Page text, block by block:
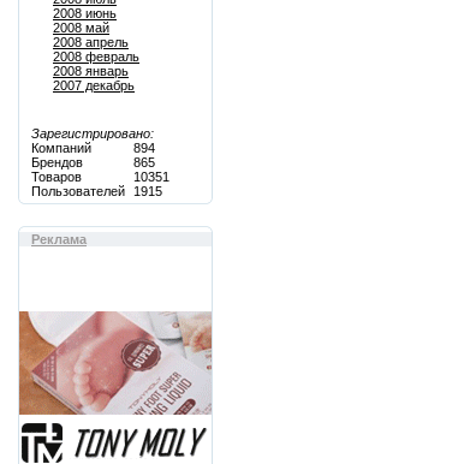
2008 июнь
2008 май
2008 апрель
2008 февраль
2008 январь
2007 декабрь
Зарегистрировано:
Компаний
894
Брендов
865
Товаров
10351
Пользователей
1915
Реклама